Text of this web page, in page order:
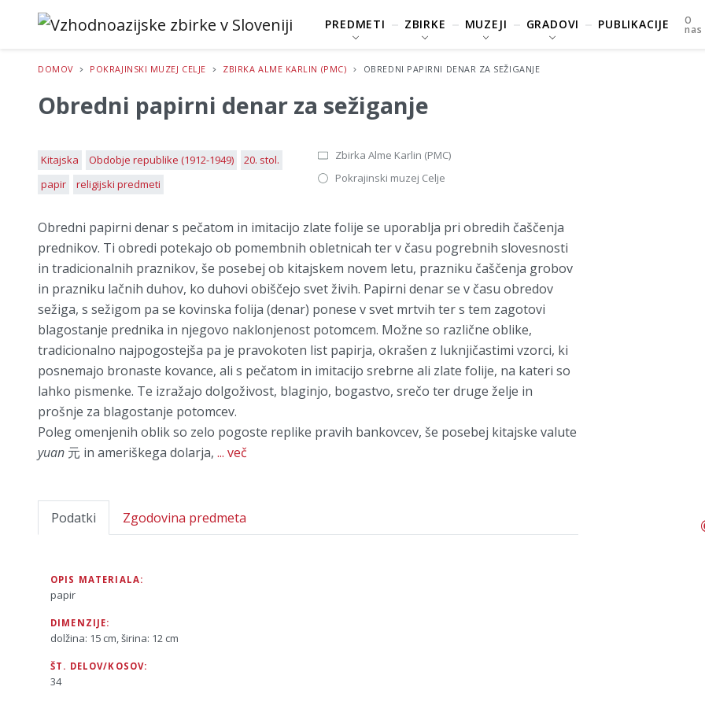
PREDMETI ZBIRKE MUZEJI GRADOVI PUBLIKACIJE O
nas
DOMOV POKRAJINSKI MUZEJ CELJE ZBIRKA ALME KARLIN (PMC) OBREDNI PAPIRNI DENAR ZA SEŽIGANJE
Obredni papirni denar za sežiganje
Kitajska Obdobje republike (1912-1949)
20. stol.
papir
religijski predmeti
Zbirka Alme Karlin (PMC)
Pokrajinski muzej Celje
Obredni papirni denar s pečatom in imitacijo zlate folije se uporablja pri obredih čaščenja
prednikov. Ti obredi potekajo ob pomembnih obletnicah ter v času pogrebnih slovesnosti
in tradicionalnih praznikov, še posebej ob kitajskem novem letu, prazniku čaščenja grobov
in prazniku lačnih duhov, ko duhovi obiščejo svet živih. Papirni denar se v času obredov
sežiga, s sežigom pa se kovinska folija (denar) ponese v svet mrtvih ter s tem zagotovi
blagostanje prednika in njegovo naklonjenost potomcem. Možne so različne oblike,
tradicionalno najpogostejša pa je pravokoten list papirja, okrašen z luknjičastimi vzorci, ki
posnemajo bronaste kovance, ali s pečatom in imitacijo srebrne ali zlate folije, na kateri so
lahko pismenke. Te izražajo dolgoživost, blaginjo, bogastvo, srečo ter druge želje in
prošnje za blagostanje potomcev.
Poleg omenjenih oblik so zelo pogoste replike pravih bankovcev, še posebej kitajske valute
yuan 元 in ameriškega dolarja, ... več
Podatki Zgodovina predmeta
OPIS MATERIALA:
papir
DIMENZIJE:
dolžina: 15 cm, širina: 12 cm
ŠT. DELOV/KOSOV:
34